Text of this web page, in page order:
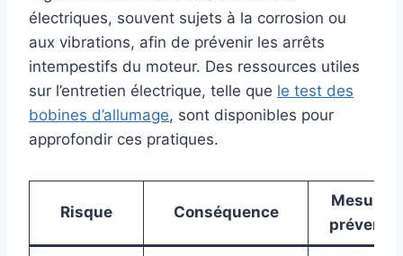
électriques, souvent sujets à la corrosion ou
aux vibrations, afin de prévenir les arrêts
intempestifs du moteur. Des ressources utiles
sur l’entretien électrique, telle que le test des
bobines d’allumage, sont disponibles pour
approfondir ces pratiques.
Risque Conséquence
Mesure